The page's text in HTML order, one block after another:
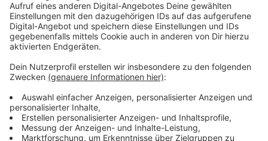
Baustellenampel bis zum 15. August
Anzeige
Die Übergangsampel soll aber noch drei Wochen
stehen bleiben. Grund ist eine Notreparatur des
Energieversorgers EVL.
Anzeige